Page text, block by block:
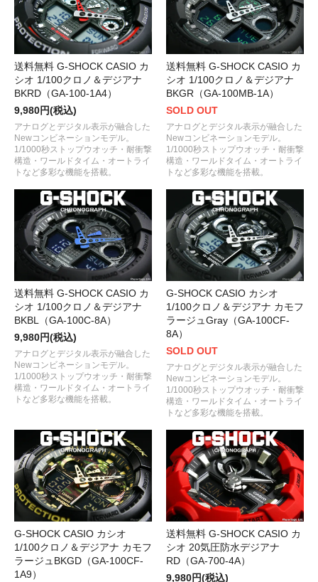
送料無料 G-SHOCK CASIO カ
シオ 1/100クロノ＆デジアナ
BKRD（GA-100-1A4）
9,980円(税込)
アナログとデジタル表示が融合した
Newコンビネーションモデル。
1/1000秒ストップウオッチ・耐衝撃
構造・ワールドタイム・オートライ
トなど多彩な機能を搭載。
送料無料 G-SHOCK CASIO カ
シオ 1/100クロノ＆デジアナ
BKGR（GA-100MB-1A）
SOLD OUT
アナログとデジタル表示が融合した
Newコンビネーションモデル。
1/1000秒ストップウオッチ・耐衝撃
構造・ワールドタイム・オートライ
トなど多彩な機能を搭載。
送料無料 G-SHOCK CASIO カ
シオ 1/100クロノ＆デジアナ
BKBL（GA-100C-8A）
9,980円(税込)
アナログとデジタル表示が融合した
Newコンビネーションモデル。
1/1000秒ストップウオッチ・耐衝撃
構造・ワールドタイム・オートライ
トなど多彩な機能を搭載。
G-SHOCK CASIO カシオ
1/100クロノ＆デジアナ カモフ
ラージュGray（GA-100CF-
8A）
SOLD OUT
アナログとデジタル表示が融合した
Newコンビネーションモデル。
1/1000秒ストップウオッチ・耐衝撃
構造・ワールドタイム・オートライ
トなど多彩な機能を搭載。
G-SHOCK CASIO カシオ
1/100クロノ＆デジアナ カモフ
ラージュBKGD（GA-100CF-
1A9）
送料無料 G-SHOCK CASIO カ
シオ 20気圧防水デジアナ
RD（GA-700-4A）
9,980円(税込)